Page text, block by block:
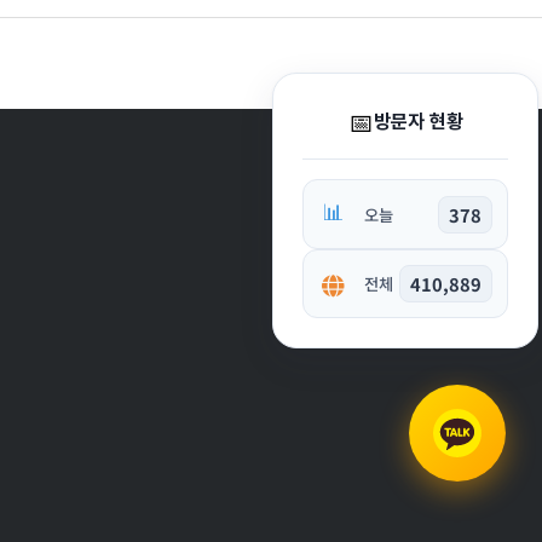
📅방문자 현황
📊 오늘 378
전체 410,889